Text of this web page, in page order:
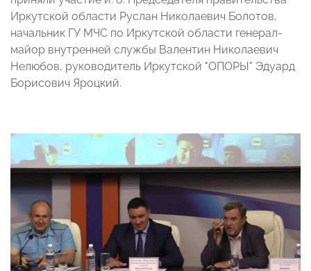
Иркутской области Руслан Николаевич Болотов,
начальник ГУ МЧС по Иркутской области генерал-
майор внутренней службы Валентин Николаевич
Нелюбов, руководитель Иркутской "ОПОРЫ" Эдуард
Борисович Яроцкий.